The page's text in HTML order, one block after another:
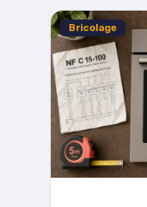
Bricolage